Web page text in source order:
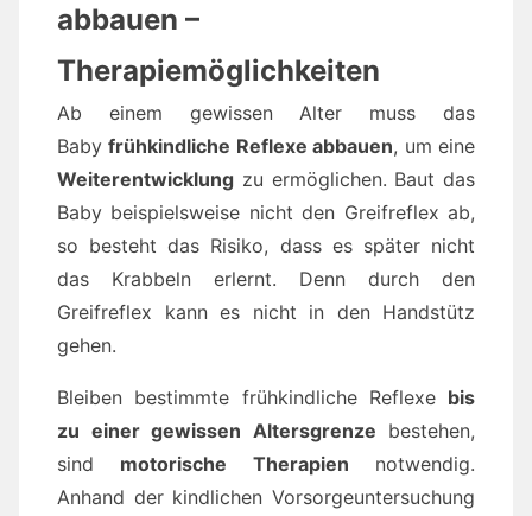
abbauen –
Therapiemöglichkeiten
Ab einem gewissen Alter muss das
Babyfrühkindliche Reflexe abbauen, um eine
Weiterentwicklung zu ermöglichen. Baut das
Baby beispielsweise nicht den Greifreflex ab,
so besteht das Risiko, dass es später nicht
das Krabbeln erlernt. Denn durch den
Greifreflex kann es nicht in den Handstütz
gehen.
Bleiben bestimmte frühkindliche Reflexe bis
zu einer gewissen Altersgrenze bestehen,
sind motorische Therapien notwendig.
Anhand der kindlichen Vorsorgeuntersuchung